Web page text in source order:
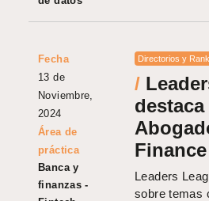
Fecha
13 de
Noviembre,
2024
Área de
práctica
Banca y
finanzas -
Directorios y
/
Leaders
sobre temas